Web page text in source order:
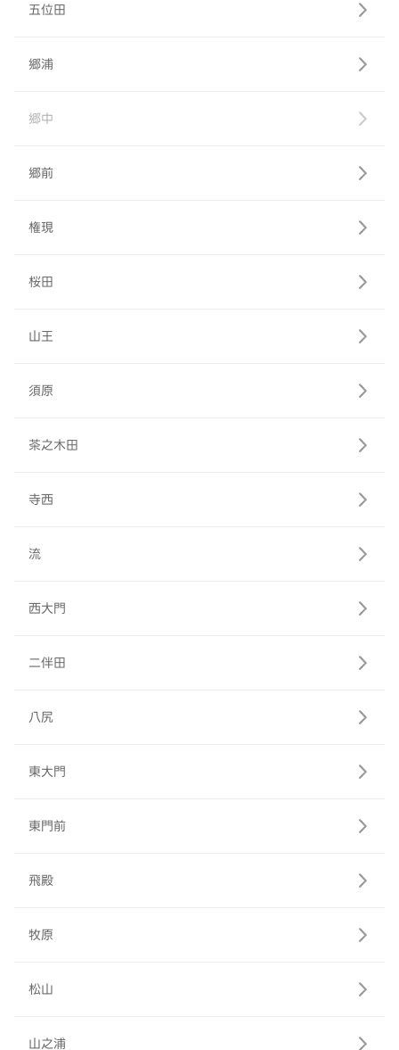
五位田
郷浦
郷中
郷前
権現
桜田
山王
須原
茶之木田
寺西
流
西大門
二伴田
八尻
東大門
東門前
飛殿
牧原
松山
山之浦